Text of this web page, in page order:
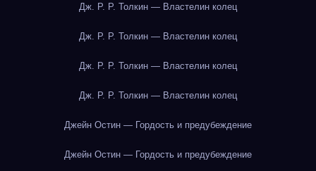
Дж. Р. Р. Толкин — Властелин колец
Дж. Р. Р. Толкин — Властелин колец
Дж. Р. Р. Толкин — Властелин колец
Дж. Р. Р. Толкин — Властелин колец
Джейн Остин — Гордость и предубеждение
Джейн Остин — Гордость и предубеждение